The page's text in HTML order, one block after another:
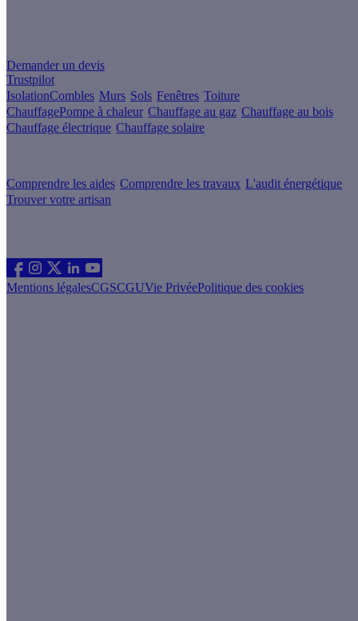
Demander un devis
Trustpilot
IsolationCombles Murs Sols Fenêtres Toiture
ChauffagePompe à chaleur Chauffage au gaz Chauffage au bois
Chauffage électrique Chauffage solaire
Comprendre les aides Comprendre les travaux L'audit énergétique
Trouver votre artisan
Mentions légalesCGSCGUVie PrivéePolitique des cookies